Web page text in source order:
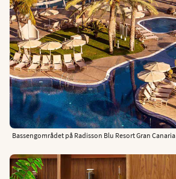
Bassengområdet på Radisson Blu Resort Gran Canaria